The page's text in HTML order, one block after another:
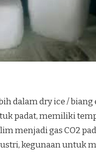
dalam dry ice /
padat, memiliki
menjadi gas CO2
kegunaan untuk